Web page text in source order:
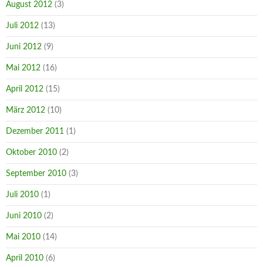
August 2012 (3)
Juli 2012 (13)
Juni 2012 (9)
Mai 2012 (16)
April 2012 (15)
März 2012 (10)
Dezember 2011 (1)
Oktober 2010 (2)
September 2010 (3)
Juli 2010 (1)
Juni 2010 (2)
Mai 2010 (14)
April 2010 (6)